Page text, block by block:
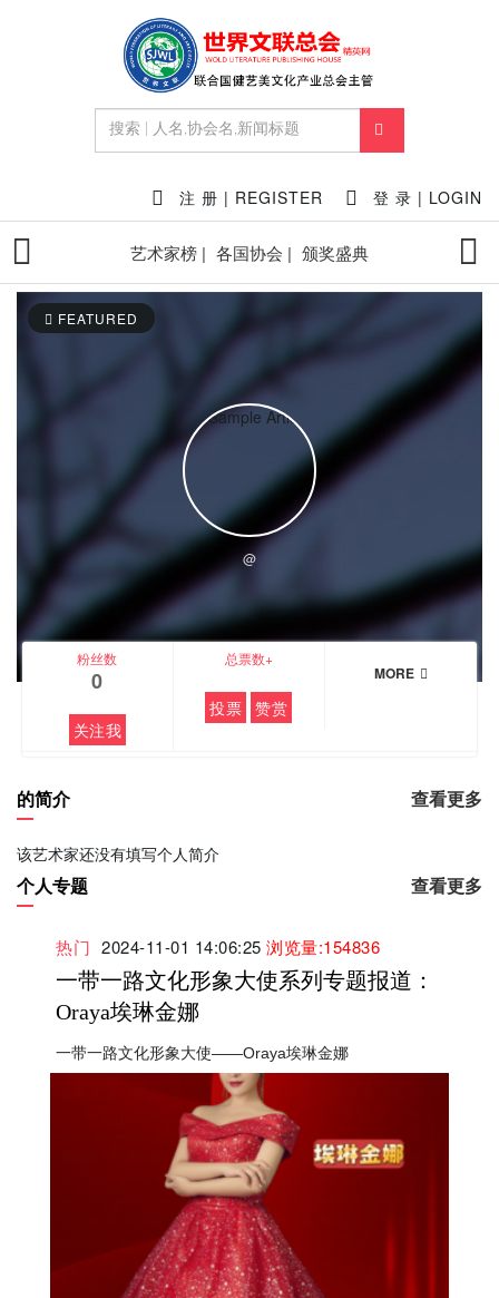
注 册 | REGISTER 登 录 | LOGIN
艺术家榜 | 各国协会 | 颁奖盛典
FEATURED
@
粉丝数
0
关注我
总票数+
投票 赞赏
MORE
的简介 查看更多
该艺术家还没有填写个人简介
个人专题 查看更多
热门 2024-11-01 14:06:25 浏览量:154836
一带一路文化形象大使系列专题报道：
Oraya埃琳金娜
一带一路文化形象大使——Oraya埃琳金娜